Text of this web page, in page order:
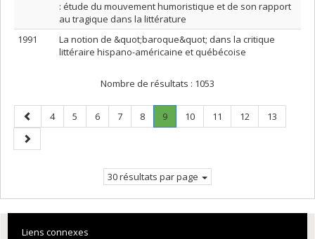
: étude du mouvement humoristique et de son rapport
au tragique dans la littérature
1991
La notion de &quot;baroque&quot; dans la critique
littéraire hispano-américaine et québécoise
Nombre de résultats : 1053
Page
précédente
Page
4 Page
5 Page
6 Page
7 Page
8 Page
9.
Page
Page
10 Page
11 Page
12 Page
13
Page
suivante
30 résultats par page
Liens connexes